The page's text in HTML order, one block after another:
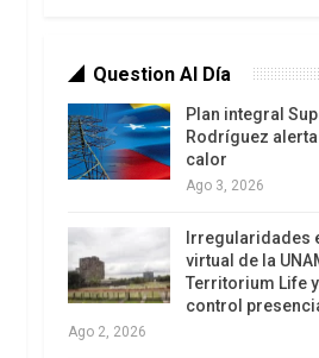
Question Al Día
Plan integral
Rodríguez
calor
Ago 3, 2026
Irregularidades
virtual de la
Territorium Life
control
Ago 2, 2026